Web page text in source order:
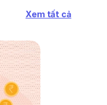
Xem tất cả